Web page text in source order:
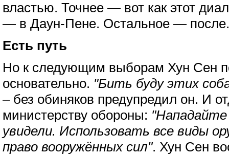
властью. Точнее — вот как этот
— в Даун-Пене. Остальное —
Есть путь
Но к следующим выборам Хун Сен
основательно. "Бить буду этих
– без обиняков предупредил он. И
министерству обороны: "Нападайте
увидели. Использовать все виды
право вооружённых сил". Хун Сен